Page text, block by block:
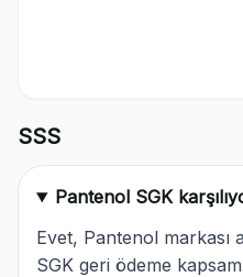
SSS
Pantenol SGK
Evet, Pantenol markası
SGK geri ödeme